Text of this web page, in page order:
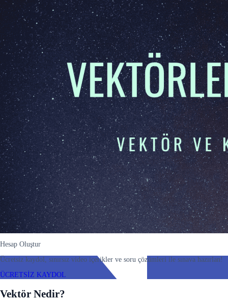
Hesap Oluştur
Ücretsiz kaydol, sınırsız video içerikler ve soru çözümleri ile sınava hazırlan!
ÜCRETSİZ KAYDOL
Vektör Nedir?